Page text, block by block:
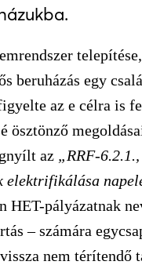
beruházás egy
az e célra is
ösztönző
az „RRF-
elektrifikálása
HET-pályázatnak
– számára
nem térítendő